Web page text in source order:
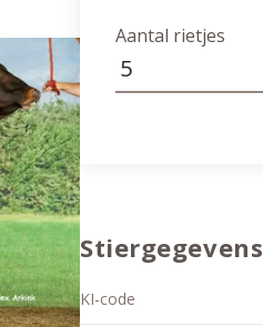
Aantal rietjes
Stiergegevens
KI-code